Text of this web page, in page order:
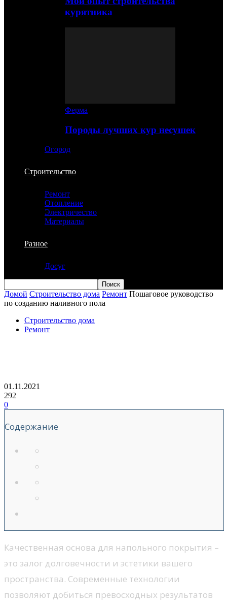
курятника
Ферма
Породы лучших кур несушек
Огород
Строительство
Ремонт
Отопление
Электричество
Материалы
Разное
Досуг
Домой Строительство дома Ремонт Пошаговое руководство
по созданию наливного пола
Строительство дома
Ремонт
01.11.2021
292
0
Содержание
Качественная основа для напольного покрытия –
это залог долговечности и эстетики вашего
пространства. Современные технологии
позволяют добиться превосходных результатов